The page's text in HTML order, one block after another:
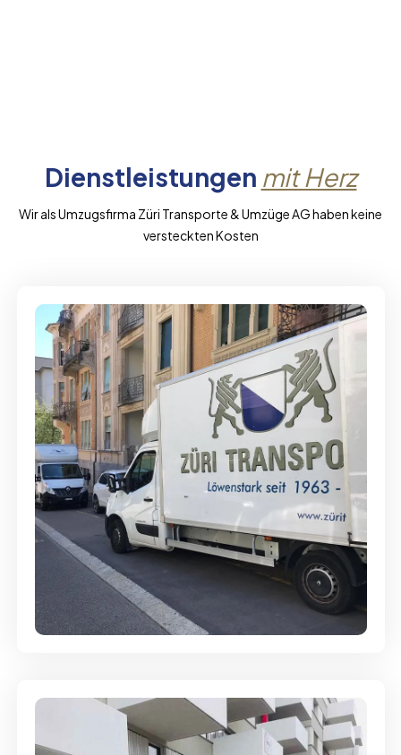
Dienstleistungen mit Herz
Wir als Umzugsfirma Züri Transporte & Umzüge AG haben keine
versteckten Kosten
Full-Service - Für Privatumzüge